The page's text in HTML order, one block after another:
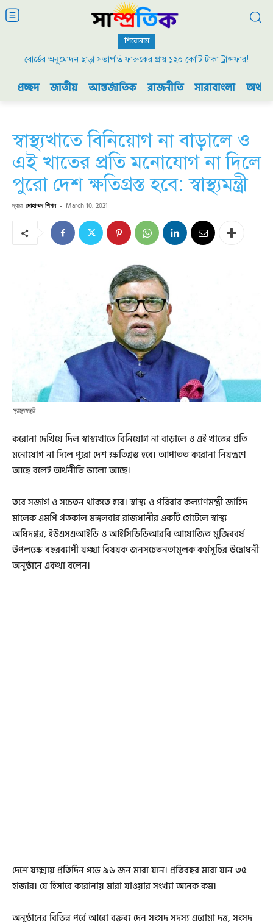
শিরোনাম
বোর্ডের অনুমোদন ছাড়া সভাপতি ফারুকের প্রায় ১২০ কোটি টাকা ট্রান্সফার!
প্রচ্ছদ জাতীয় আন্তর্জাতিক রাজনীতি সারাবাংলা
স্বাস্থ্যখাতে বিনিয়োগ না বাড়ালে ও
এই খাতের প্রতি মনোযোগ না দিলে
পুরো দেশ ক্ষতিগ্রস্ত হবে: স্বাস্থ্যমন্ত্রী
দ্বারা মোহাম্মদ শিপন - March 10, 2021
স্বাস্থ্যমন্ত্রী
করোনা দেখিয়ে দিল স্বাস্থ্যখাতে বিনিয়োগ না বাড়ালে ও এই খাতের প্রতি
মনোযোগ না দিলে পুরো দেশ ক্ষতিগ্রস্ত হবে। আপাতত করোনা নিয়ন্ত্রণে
আছে বলেই অর্থনীতি ভালো আছে।
তবে সজাগ ও সচেতন থাকতে হবে। স্বাস্থ্য ও পরিবার কল্যাণমন্ত্রী জাহিদ
মালেক এমপি গতকাল মঙ্গলবার রাজধানীর একটি হোটেলে স্বাস্থ্য
অধিদপ্তর, ইউএসএআইডি ও আইসিডিডিআরবি আয়োজিত মুজিববর্ষ
উপলক্ষে বছরব্যাপী যক্ষ্মা বিষয়ক জনসচেতনতামূলক কর্মসূচির উদ্বোধনী
অনুষ্ঠানে একথা বলেন।
দেশে যক্ষ্মায় প্রতিদিন গড়ে ৯৬ জন মারা যান। প্রতিবছর মারা যান ৩৫
হাজার। যে হিসাবে করোনায় মারা যাওয়ার সংখ্যা অনেক কম।
অনুষ্ঠানের বিভিন্ন পর্বে আরো বক্তব্য দেন সংসদ সদস্য এরোমা দত্ত, সংসদ